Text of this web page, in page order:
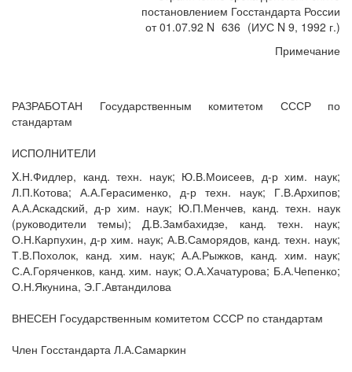
постановлением Госстандарта России
от 01.07.92 N 636 (ИУС N 9, 1992 г.)
Примечание
РАЗРАБОТАН Государственным комитетом СССР по
стандартам
ИСПОЛНИТЕЛИ
X.Н.Фидлер, канд. техн. наук; Ю.В.Моисеев, д-р хим. наук;
Л.П.Котова; А.А.Герасименко, д-р техн. наук; Г.В.Архипов;
А.А.Аскадский, д-р хим. наук; Ю.П.Менчев, канд. техн. наук
(руководители темы); Д.В.Замбахидзе, канд. техн. наук;
О.Н.Карпухин, д-р хим. наук; А.В.Саморядов, канд. техн. наук;
Т.В.Похолок, канд. хим. наук; А.А.Рыжков, канд. хим. наук;
С.А.Горяченков, канд. хим. наук; О.А.Хачатурова; Б.А.Чепенко;
О.Н.Якунина, Э.Г.Автандилова
ВНЕСЕН Государственным комитетом СССР по стандартам
Член Госстандарта Л.А.Самаркин